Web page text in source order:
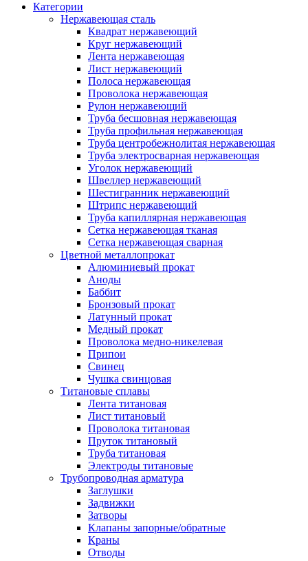
Категории
Нержавеющая сталь
Квадрат нержавеющий
Круг нержавеющий
Лента нержавеющая
Лист нержавеющий
Полоса нержавеющая
Проволока нержавеющая
Рулон нержавеющий
Труба бесшовная нержавеющая
Труба профильная нержавеющая
Труба центробежнолитая нержавеющая
Труба электросварная нержавеющая
Уголок нержавеющий
Швеллер нержавеющий
Шестигранник нержавеющий
Штрипс нержавеющий
Труба капиллярная нержавеющая
Сетка нержавеющая тканая
Сетка нержавеющая сварная
Цветной металлопрокат
Алюминиевый прокат
Аноды
Баббит
Бронзовый прокат
Латунный прокат
Медный прокат
Проволока медно-никелевая
Припои
Свинец
Чушка свинцовая
Титановые сплавы
Лента титановая
Лист титановый
Проволока титановая
Пруток титановый
Труба титановая
Электроды титановые
Трубопроводная арматура
Заглушки
Задвижки
Затворы
Клапаны запорные/обратные
Краны
Отводы